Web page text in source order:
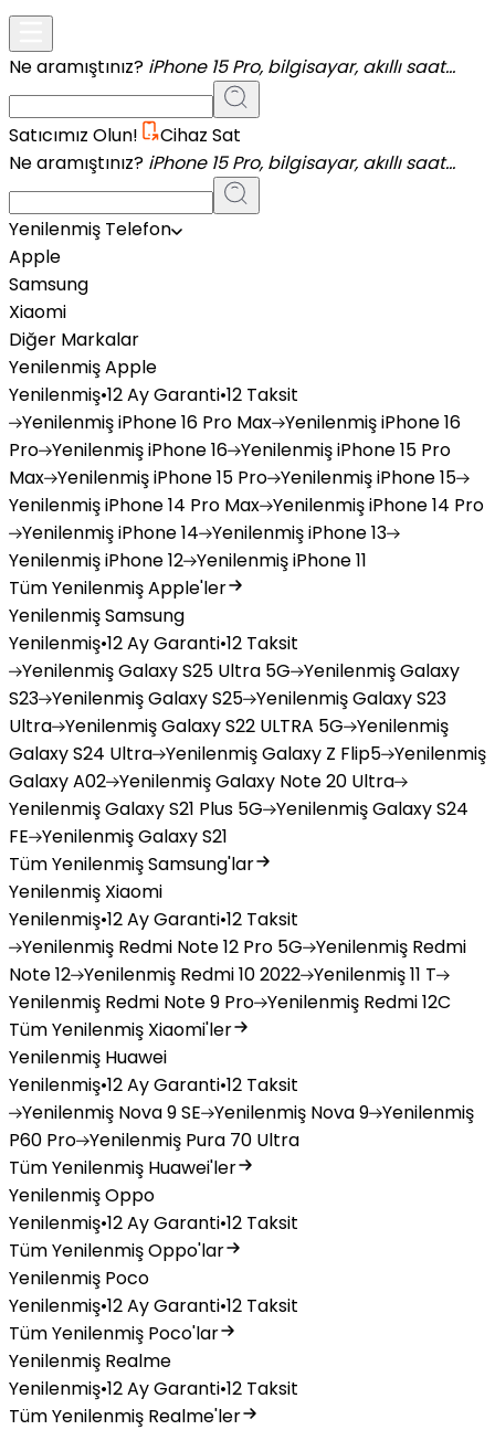
Ne aramıştınız? iPhone 15 Pro, bilgisayar, akıllı saat...
Satıcımız Olun!
Cihaz Sat
Ne aramıştınız? iPhone 15 Pro, bilgisayar, akıllı saat...
Yenilenmiş Telefon
Apple
Samsung
Xiaomi
Diğer Markalar
Yenilenmiş Apple
Yenilenmiş•12 Ay Garanti•12 Taksit
YenilenmişiPhone 16 Pro Max YenilenmişiPhone 16
Pro YenilenmişiPhone 16 YenilenmişiPhone 15 Pro
Max YenilenmişiPhone 15 Pro YenilenmişiPhone 15
YenilenmişiPhone 14 Pro Max YenilenmişiPhone 14 Pro
YenilenmişiPhone 14 YenilenmişiPhone 13
YenilenmişiPhone 12 YenilenmişiPhone 11
Tüm Yenilenmiş Apple'ler
Yenilenmiş Samsung
Yenilenmiş•12 Ay Garanti•12 Taksit
YenilenmişGalaxy S25 Ultra 5G YenilenmişGalaxy
S23 YenilenmişGalaxy S25 YenilenmişGalaxy S23
Ultra YenilenmişGalaxy S22 ULTRA 5G Yenilenmiş
Galaxy S24 Ultra YenilenmişGalaxy Z Flip5 Yenilenmiş
Galaxy A02 YenilenmişGalaxy Note 20 Ultra
YenilenmişGalaxy S21 Plus 5G YenilenmişGalaxy S24
FE YenilenmişGalaxy S21
Tüm Yenilenmiş Samsung'lar
Yenilenmiş Xiaomi
Yenilenmiş•12 Ay Garanti•12 Taksit
Yenilenmiş Redmi Note 12 Pro 5G Yenilenmiş Redmi
Note 12 Yenilenmiş Redmi 10 2022 Yenilenmiş11 T
Yenilenmiş Redmi Note 9 Pro Yenilenmiş Redmi 12C
Tüm Yenilenmiş Xiaomi'ler
Yenilenmiş Huawei
Yenilenmiş•12 Ay Garanti•12 Taksit
Yenilenmiş Nova 9 SE Yenilenmiş Nova 9 Yenilenmiş
P60 Pro Yenilenmiş Pura 70 Ultra
Tüm Yenilenmiş Huawei'ler
Yenilenmiş Oppo
Yenilenmiş•12 Ay Garanti•12 Taksit
Tüm Yenilenmiş Oppo'lar
Yenilenmiş Poco
Yenilenmiş•12 Ay Garanti•12 Taksit
Tüm Yenilenmiş Poco'lar
Yenilenmiş Realme
Yenilenmiş•12 Ay Garanti•12 Taksit
Tüm Yenilenmiş Realme'ler